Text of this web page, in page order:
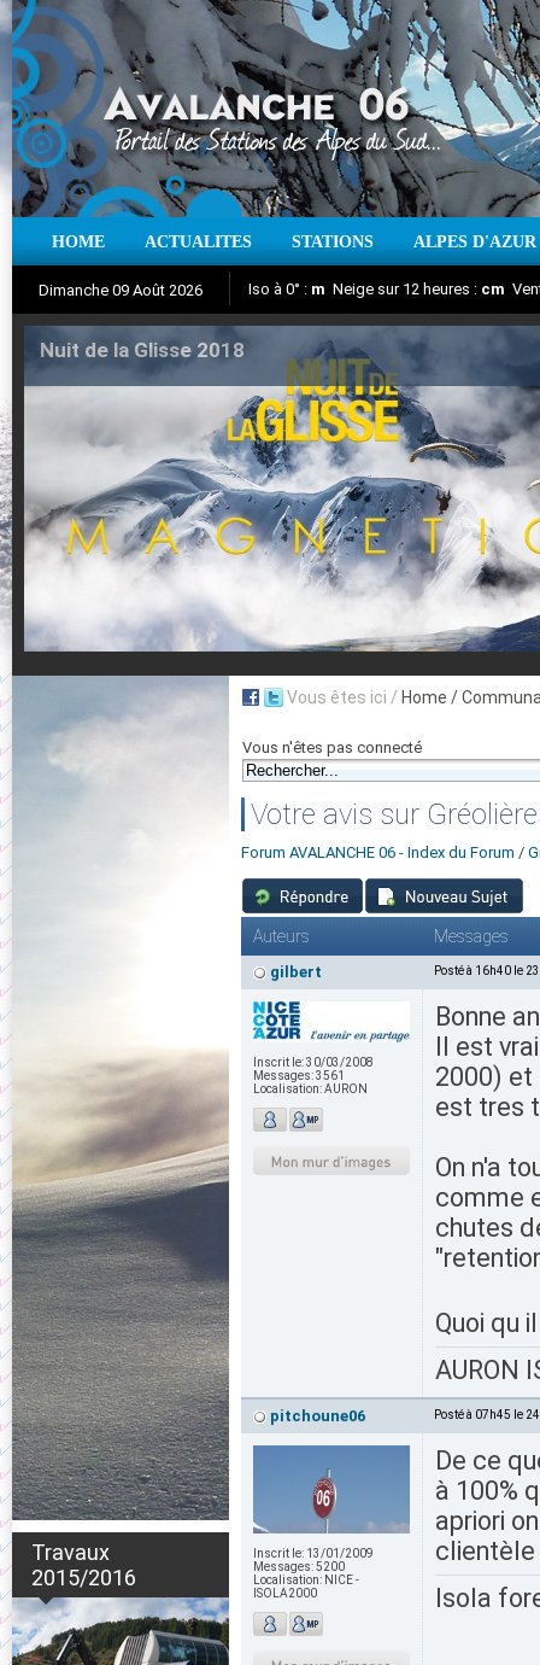
HOME ACTUALITES STATIONS ALPES D'AZUR
Dimanche 09 Août 2026
Aujourd'hui : T° Min : °C T° Max :°C
Iso à 0° : m Neige sur 12 heures : cm
Suivez en direct l'actualité des stations
Nuit de la Glisse 2018
Travaux
2015/2016
Vous êtes ici / Home /
Vous n'êtes pas connecté
Votre avis sur
Forum AVALANCHE 06 - Index du Forum /
Auteurs Messages
gilbert Posté à 16h40 le
Inscrit le:30/03/2008
Messages:3561
Localisation:AURON
Bonne
Il est
2000) et
est tres
On n'a
comme
chutes
Quoi qu
AURON
pitchoune06 Posté à 07h45 le
Inscrit le: 13/01/2009
Messages:5200
Localisation: NICE -
ISOLA2000
De ce
à 100%
apriori
clientèle
Isola